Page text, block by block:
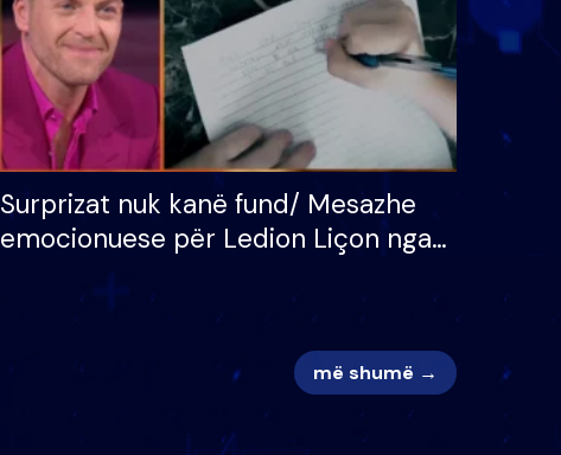
Surprizat nuk kanë fund/ Mesazhe
emocionuese për Ledion Liçon nga
më shumë →